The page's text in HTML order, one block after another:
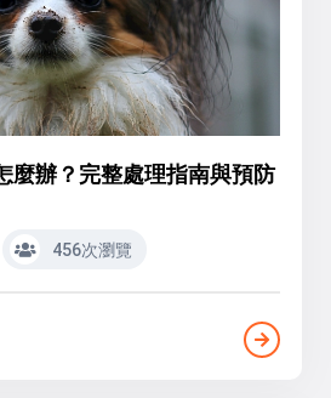
麼辦？完整處理指南與預防
456次瀏覽